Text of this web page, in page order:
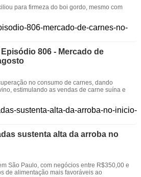
para firmeza do boi gordo, mesmo com
806 - Mercado de
no consumo de carnes, dando
estimulando as vendas de carne suína e
sustenta alta da arroba no
São Paulo, com negócios entre R$350,00 e
de alimentação mais favoráveis ao